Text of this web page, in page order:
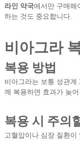
라인 약국에서만 구매해
하는 것도 중요합니다.
비아그라
복용 방법
비아그라는 보통 성관계
께 복용하면 효과가 늦어
복용 시 주의
고혈압이나 심장 질환